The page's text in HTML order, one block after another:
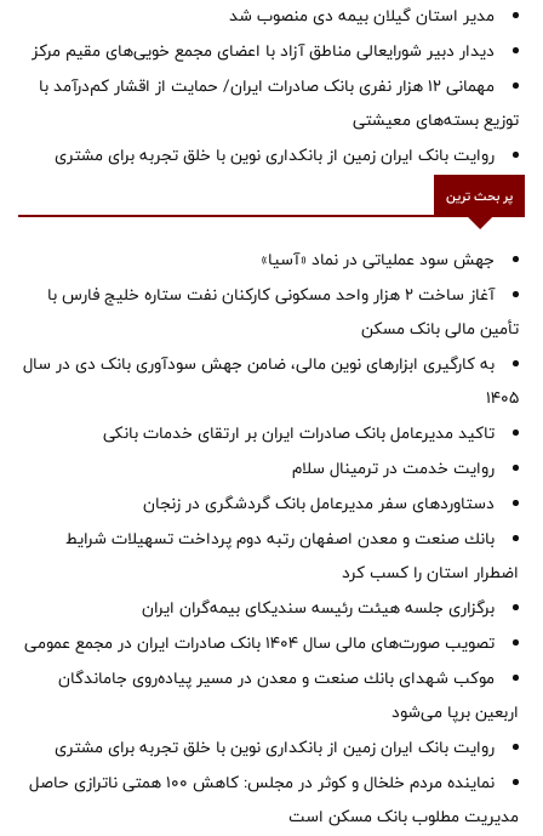
‌مدیر استان گیلان بیمه دی منصوب شد
دیدار دبیر شورایعالی مناطق آزاد با اعضای مجمع خویی‌های مقیم مرکز
مهمانی ۱۲ هزار نفری بانک صادرات ایران/ حمایت از اقشار کم‌درآمد با
توزیع بسته‌های معیشتی
روایت بانک ایران زمین از بانکداری نوین با خلق تجربه برای مشتری
پر بحث ترین
جهش سود عملیاتی در نماد «آسیا»
آغاز ساخت ۲ هزار واحد مسکونی کارکنان نفت ستاره خلیج فارس با
تأمین مالی بانک مسکن
به کارگیری ابزارهای نوین مالی، ضامن جهش سودآوری بانک دی در سال
1405
تاکید مدیرعامل بانک صادرات ایران بر ارتقای خدمات بانکی
روایت خدمت در ترمینال سلام
دستاوردهای سفر مدیرعامل بانک گردشگری در زنجان
بانك صنعت و معدن اصفهان رتبه دوم پرداخت تسهیلات شرایط
اضطرار استان را كسب كرد
برگزاری جلسه هیئت رئیسه سندیکای بیمه‌گران ایران
تصویب صورت‌های مالی سال ۱۴۰۴ بانک صادرات ایران در مجمع عمومی
موكب شهدای بانك صنعت و معدن در مسیر پیاده‌روی جاماندگان
اربعین برپا می‌شود
روایت بانک ایران زمین از بانکداری نوین با خلق تجربه برای مشتری
نماینده مردم خلخال و کوثر در مجلس: کاهش ۱۰۰ همتی ناترازی حاصل
مدیریت مطلوب بانک مسکن است